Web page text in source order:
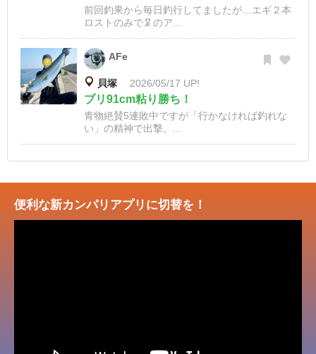
前回釣果から毎日釣行してましたが…エギ２本
ロストのみで🦑のア...
AFe
貝塚 2026/05/17 UP!
ブリ91cm粘り勝ち！
青物絶賛5連敗中ですが「行かなければ釣れな
い」の精神で出撃。...
便利な新カンパリアプリに切替を！